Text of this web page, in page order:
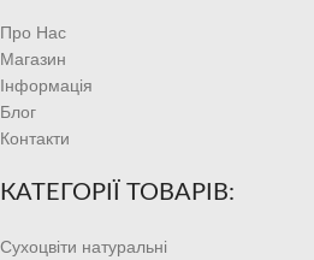
Про Нас
Магазин
Інформація
Блог
Контакти
КАТЕГОРІЇ ТОВАРІВ:
Сухоцвіти натуральні